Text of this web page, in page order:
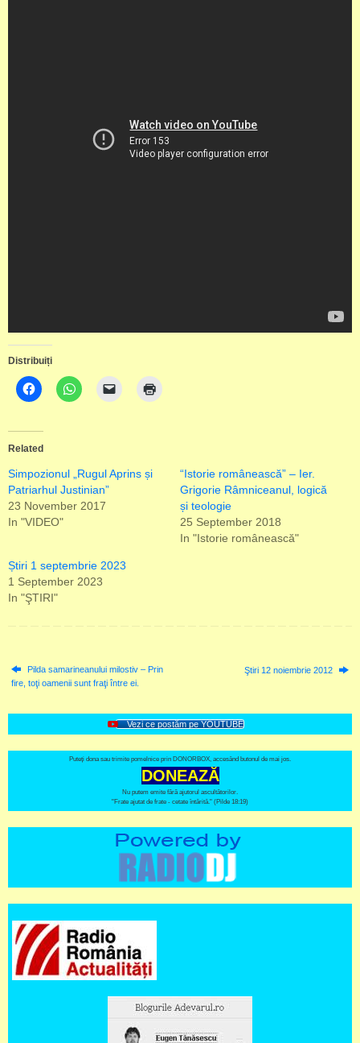
Distribuiți
Related
Simpozionul „Rugul Aprins și
Patriarhul Justinian”
23 November 2017
In "VIDEO"
“Istorie românească” – Ier.
Grigorie Râmniceanul, logică
și teologie
25 September 2018
In "Istorie românească"
Știri 1 septembrie 2023
1 September 2023
In "ŞTIRI"
Pilda samarineanului milostiv – Prin
fire, toţi oamenii sunt fraţi între ei.
Ştiri 12 noiembrie 2012
Vezi ce postăm pe YOUTUBE
Puteți dona sau trimite pomelnice prin DONORBOX, accesând butonul de mai jos.
DONEAZĂ
Nu putem emite fără ajutorul ascultătorilor.
"Frate ajutat de frate - cetate întărită." (Pilde 18:19)